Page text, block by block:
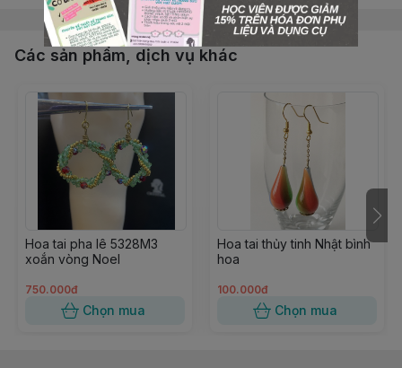
Các sản phẩm, dịch vụ khác
Hoa tai pha lê 5328M3
xoắn vòng Noel
750.000đ
Chọn mua
Hoa tai thủy tinh Nhật bình
hoa
100.000đ
Chọn mua